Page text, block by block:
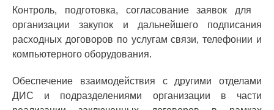
Контроль, подготовка, согласование заявок для
организации закупок и дальнейшего подписания
расходных договоров по услугам связи, телефонии и
компьютерного оборудования.
Обеспечение взаимодействия с другими отделами
ДИС и подразделениями организации в части